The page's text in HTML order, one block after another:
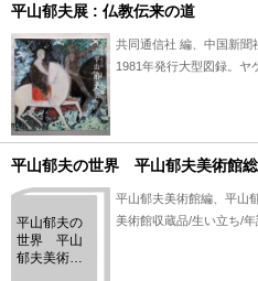
平山郁夫展 : 仏教伝来の道
共同通信社 編、中国新聞
1981年発行大型図録。ヤ
平山郁夫の世界 平山郁夫美術館
平山郁夫の
世界 平山
郁夫美術館
平山郁夫美術館編、平山
美術館収蔵品/生い立ち/年